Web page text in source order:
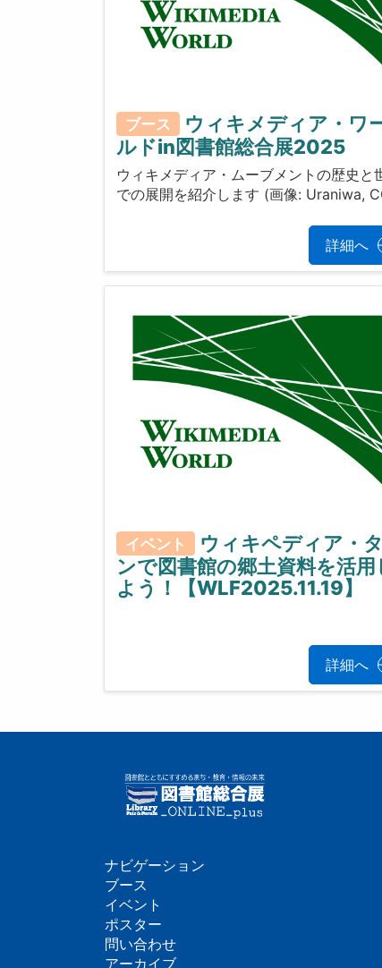
ブース
ウィキメディア・ワ
ルドin図書館総合展2025
ウィキメディア・ムーブメントの歴史と
での展開を紹介します (画像: Uraniwa,
詳細へ
イベント
ウィキペディア・
ンで図書館の郷土資料を活用
よう！【WLF2025.11.19】
詳細へ
フ
ッ
ナビゲーション
ブース
イベント
ポスター
問い合わせ
アーカイブ